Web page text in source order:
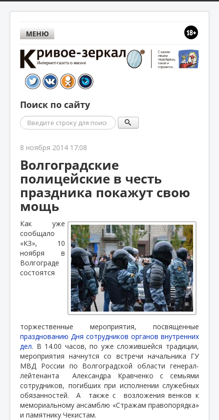
МЕНЮ
Поиск по сайту
Поиск
8 ноября 2014 17:08
Волгоградские
полицейские в честь
праздника покажут свою
мощь
Как уже
сообщало
«КЗ», 10
ноября в
Волгограде
состоятся
торжественные мероприятия, посвященные
празднованию Дня сотрудников органов внутренних
дел. В 14.00 часов, по уже сложившейся традиции,
мероприятия начнутся со встречи начальника ГУ
МВД России по Волгоградской области генерал-
лейтенанта
Александра Кравченко с семьями
сотрудников, погибших при исполнении служебных
обязанностей.
А также с
возложения венков к
мемориальному ансамблю «Стражам правопорядка»
и памятнику Чекистам.